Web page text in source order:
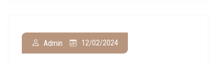
Admin 12/02/2024